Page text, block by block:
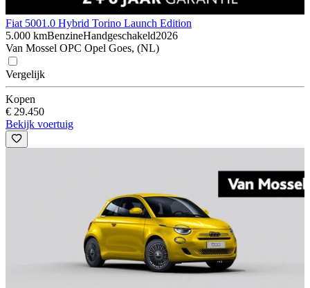
Fiat 5001.0 Hybrid Torino Launch Edition
5.000 kmBenzineHandgeschakeld2026
Van Mossel OPC Opel Goes, (NL)
Vergelijk
Kopen
€ 29.450
Bekijk voertuig